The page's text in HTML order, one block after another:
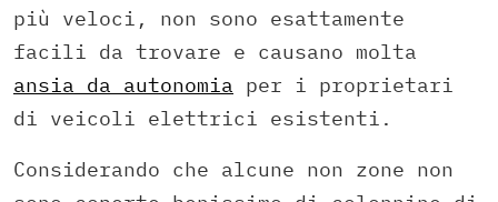
più veloci, non sono esattamente
facili da trovare e causano molta
ansia da autonomia per i proprietari
di veicoli elettrici esistenti.
Considerando che alcune non zone non